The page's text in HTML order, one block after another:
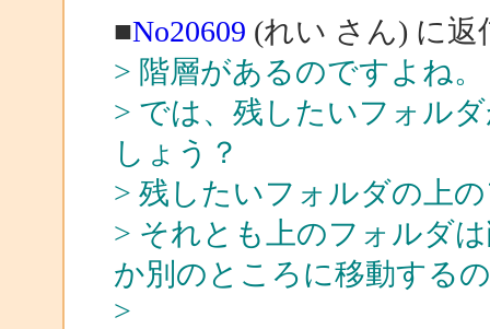
■No20609 (れい さん) に返
> 階層があるのですよね。
> では、残したいフォル
しょう？
> 残したいフォルダの上
> それとも上のフォルダ
か別のところに移動する
>